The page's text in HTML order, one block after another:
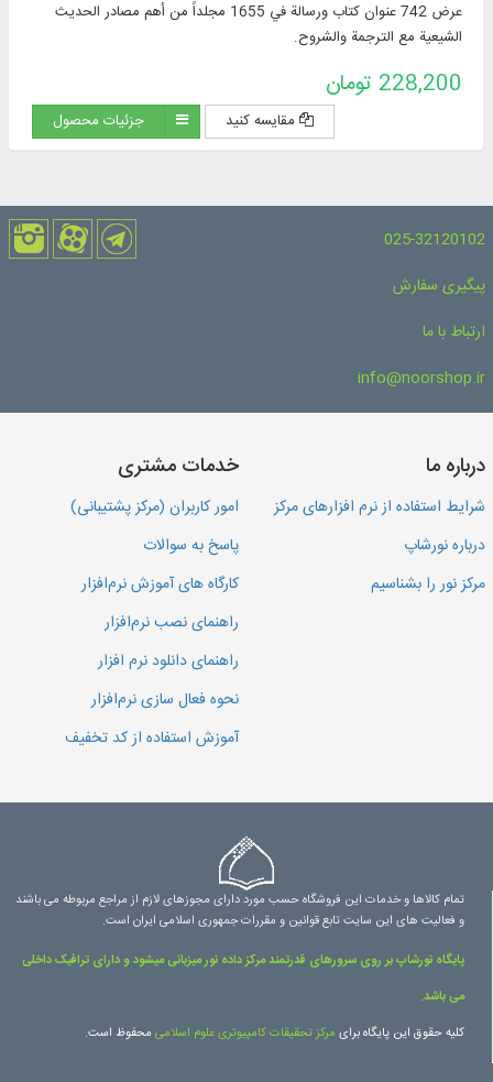
عرض 742 عنوان كتاب ورسالة في 1655 مجلداً من أهم مصادر الحديث
الشيعية مع الترجمة والشروح.
228,200 تومان
مقایسه کنید جزئیات محصول
025-32120102
پیگیری سفارش
ارتباط با ما
info@noorshop.ir
درباره ما
شرایط استفاده از نرم افزارهای مرکز
درباره نورشاپ
مرکز نور را بشناسیم
خدمات مشتری
امور کاربران (مرکز پشتیبانی)
پاسخ به سوالات
کارگاه های آموزش نرم‌افزار
راهنمای نصب نرم‌افزار
راهنمای دانلود نرم افزار
نحوه فعال سازی نرم‌افزار
آموزش استفاده از کد تخفیف
تمام کالاها و خدمات این فروشگاه حسب مورد دارای مجوزهای لازم از مراجع مربوطه می باشند
و فعالیت های این سایت تابع قوانین و مقررات جمهوری اسلامی ایران است.
پایگاه نورشاپ بر روی سرورهای قدرتمند مرکز داده نور میزبانی میشود و دارای ترافیک داخلی
می باشد.
کلیه حقوق این پایگاه برای مرکز تحقیقات کامپیوتری علوم اسلامی محفوظ است.